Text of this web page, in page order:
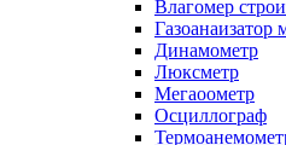
Влагомер
Газоанаизатор
Динамометр
Люксметр
Мегаоометр
Осциллограф